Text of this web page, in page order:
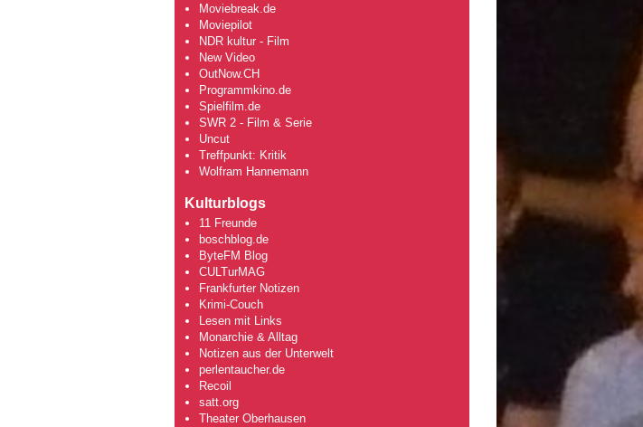
Moviebreak.de
Moviepilot
NDR kultur - Film
New Video
OutNow.CH
Programmkino.de
Spielfilm.de
SWR 2 - Film & Serie
Uncut
Treffpunkt: Kritik
Wolfram Hannemann
Kulturblogs
11 Freunde
boschblog.de
ByteFM Blog
CULTurMAG
Frankfurter Notizen
Krimi-Couch
Lesen mit Links
Monarchie & Alltag
Notizen aus der Unterwelt
perlentaucher.de
Recoil
satt.org
Theater Oberhausen